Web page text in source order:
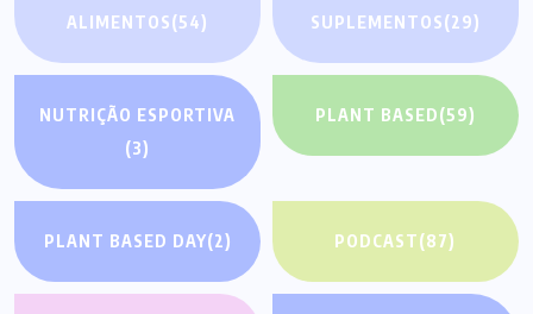
ALIMENTOS(54)
SUPLEMENTOS(29)
NUTRIÇÃO ESPORTIVA
(3)
PLANT BASED(59)
PLANT BASED DAY(2) PODCAST(87)